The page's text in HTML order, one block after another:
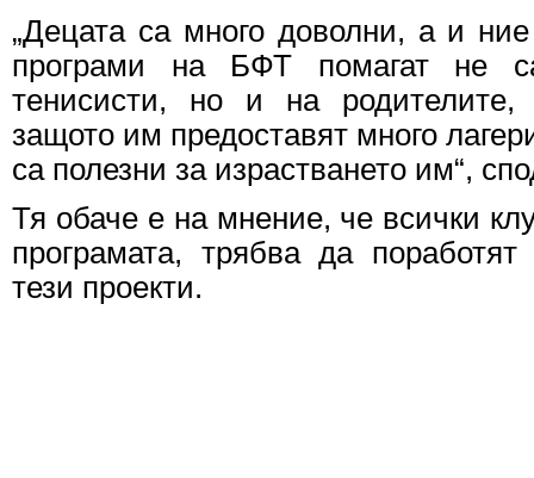
„Децата са много доволни, а и
програми на БФТ помагат не
тенисисти, но и на
защото им предоставят много
са полезни за израстването им“,
Тя обаче е на мнение, че всички
програмата, трябва да
тези проекти.